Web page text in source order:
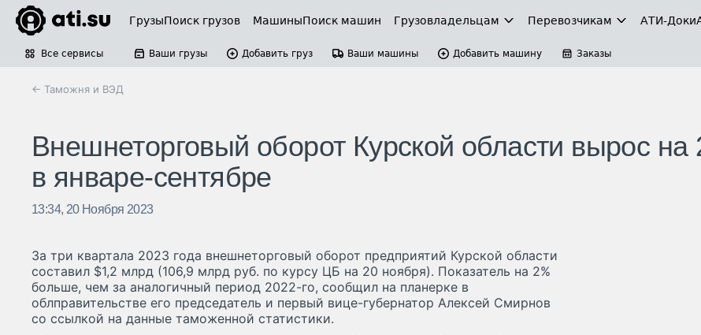
ГрузыПоиск грузов МашиныПоиск машин Грузовладельцам Перевозчикам АТИ-Доки
Все сервисы Ваши грузы Добавить груз Ваши машины Добавить машину Заказы
← Таможня и ВЭД
Внешнеторговый оборот Курской области вырос на
в январе-сентябре
13:34, 20 Ноября 2023
За три квартала 2023 года внешнеторговый оборот предприятий Курской области
составил $1,2 млрд (106,9 млрд руб. по курсу ЦБ на 20 ноября). Показатель на 2%
больше, чем за аналогичный период 2022-го, сообщил на планерке в
облправительстве его председатель и первый вице-губернатор Алексей Смирнов
со ссылкой на данные таможенной статистики.